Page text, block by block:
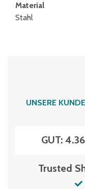
Material
Stahl
UNSERE
GUT: 4.36
Trusted